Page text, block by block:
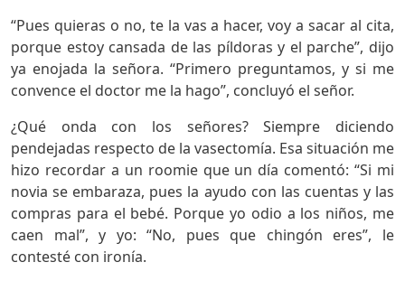
“Pues quieras o no, te la vas a hacer, voy a sacar al cita,
porque estoy cansada de las píldoras y el parche”, dijo
ya enojada la señora. “Primero preguntamos, y si me
convence el doctor me la hago”, concluyó el señor.
¿Qué onda con los señores? Siempre diciendo
pendejadas respecto de la vasectomía. Esa situación me
hizo recordar a un roomie que un día comentó: “Si mi
novia se embaraza, pues la ayudo con las cuentas y las
compras para el bebé. Porque yo odio a los niños, me
caen mal”, y yo: “No, pues que chingón eres”, le
contesté con ironía.